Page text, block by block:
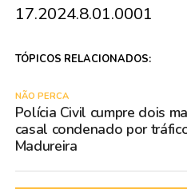
17.2024.8.01.0001
TÓPICOS RELACIONADOS:
NÃO PERCA
Polícia Civil cumpre dois
casal condenado por
Madureira